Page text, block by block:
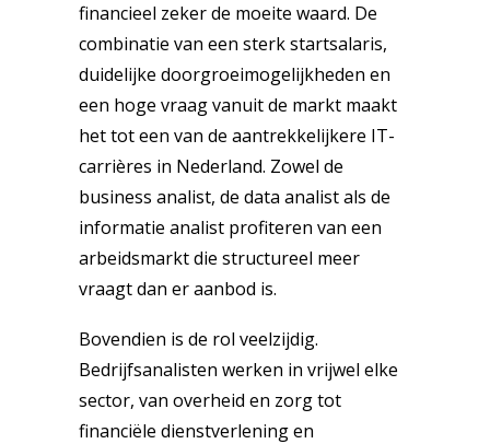
financieel zeker de moeite waard. De
combinatie van een sterk startsalaris,
duidelijke doorgroeimogelijkheden en
een hoge vraag vanuit de markt maakt
het tot een van de aantrekkelijkere IT-
carrières in Nederland. Zowel de
business analist, de data analist als de
informatie analist profiteren van een
arbeidsmarkt die structureel meer
vraagt dan er aanbod is.
Bovendien is de rol veelzijdig.
Bedrijfsanalisten werken in vrijwel elke
sector, van overheid en zorg tot
financiële dienstverlening en